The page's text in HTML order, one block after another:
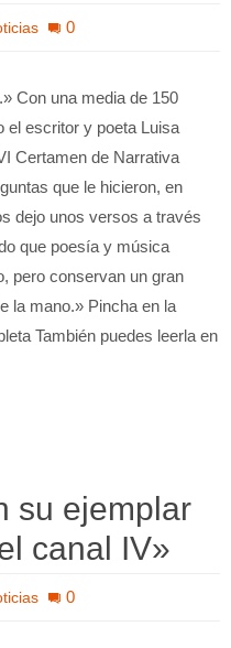
0
Con una media de 150
el escritor y poeta Luisa
Certamen de Narrativa
que le hicieron, en
dejo unos versos a través
que poesía y música
pero conservan un gran
la mano.» Pincha en la
También puedes leerla en
su ejemplar
canal IV»
0